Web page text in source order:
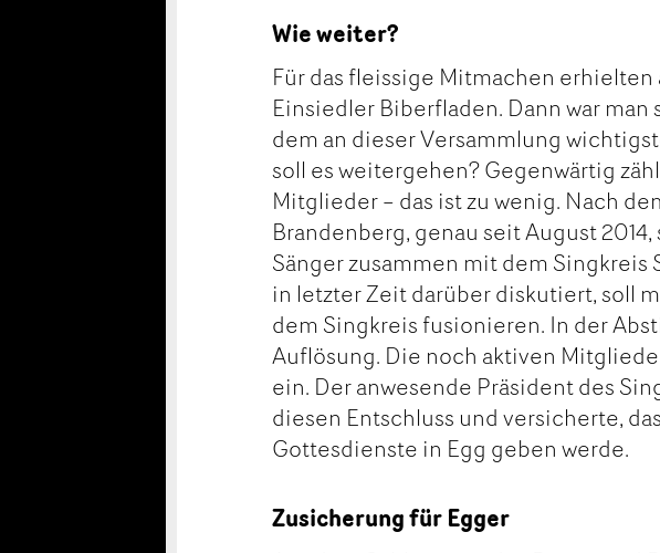
Wie weiter?
Für das fleissige Mitmachen
Einsiedler Biberfladen. Dann war
dem an dieser Versammlung
soll es weitergehen? Gegenwärtig
Mitglieder – das ist zu wenig. Nach
Brandenberg, genau seit August
Sänger zusammen mit dem Singkreis
in letzter Zeit darüber diskutiert, soll
dem Singkreis fusionieren. In der
Auflösung. Die noch aktiven
ein. Der anwesende Präsident des
diesen Entschluss und versicherte,
Gottesdienste in Egg geben werde.
Zusicherung für Egger